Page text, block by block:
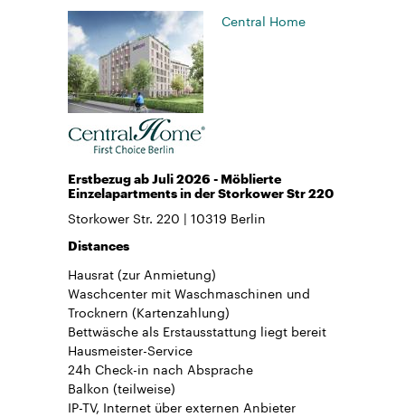
Central Home
Erstbezug ab Juli 2026 - Möblierte
Einzelapartments in der Storkower Str 220
Storkower Str. 220 10319 Berlin
Distances
Hausrat(zur Anmietung)
Waschcenter mit Waschmaschinen und
Trocknern (Kartenzahlung)
Bettwäscheals Erstausstattung liegt bereit
Hausmeister-Service
24h Check-in nach Absprache
Balkon (teilweise)
IP-TV, Internet über externen Anbieter